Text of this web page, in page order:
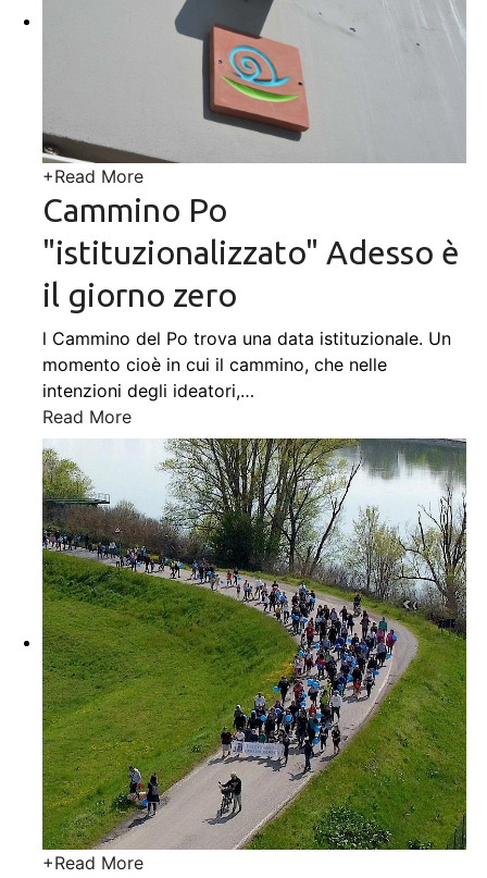
+Read More
Cammino Po
"istituzionalizzato" Adesso è
il giorno zero
l Cammino del Po trova una data istituzionale. Un
momento cioè in cui il cammino, che nelle
intenzioni degli ideatori,…
Read More
+Read More